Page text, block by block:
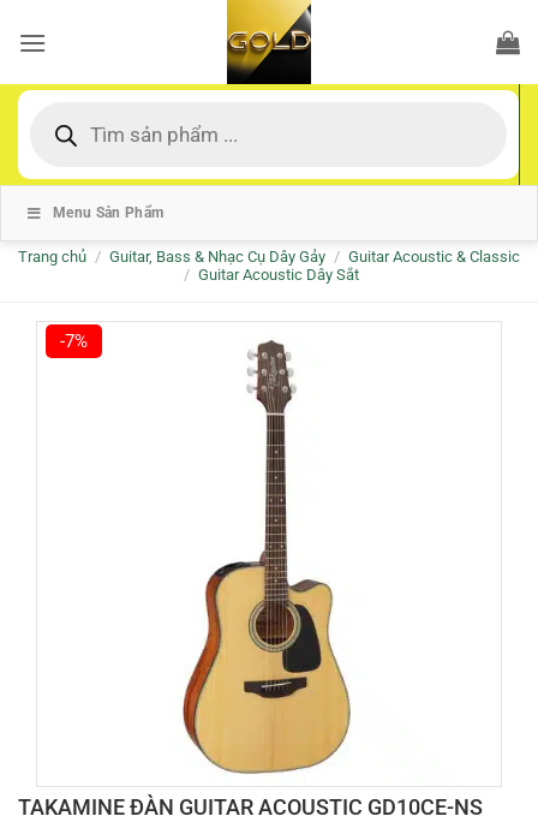
qua
dung
kiếm
Menu Sản Phẩm
Trang chủ / Guitar, Bass & Nhạc Cụ Dây Gảy / Guitar Acoustic & Classic
/ Guitar Acoustic Dây Sắt
-7%
TAKAMINE ĐÀN GUITAR ACOUSTIC GD10CE-NS